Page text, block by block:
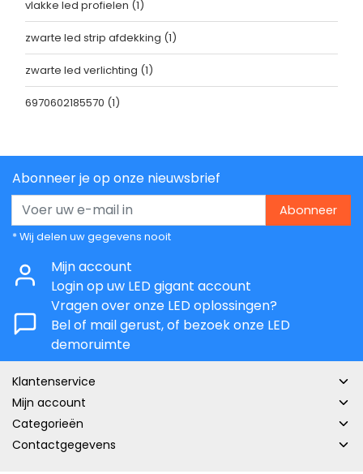
vlakke led profielen (1)
zwarte led strip afdekking (1)
zwarte led verlichting (1)
6970602185570 (1)
Abonneer je op onze nieuwsbrief
Abonneer
* Wij delen uw gegevens nooit
Mijn account
Login op uw LED gigant account
Vragen over onze LED oplossingen?
Bel of mail gerust, of bezoek onze LED
demoruimte
Klantenservice
Mijn account
Categorieën
Contactgegevens